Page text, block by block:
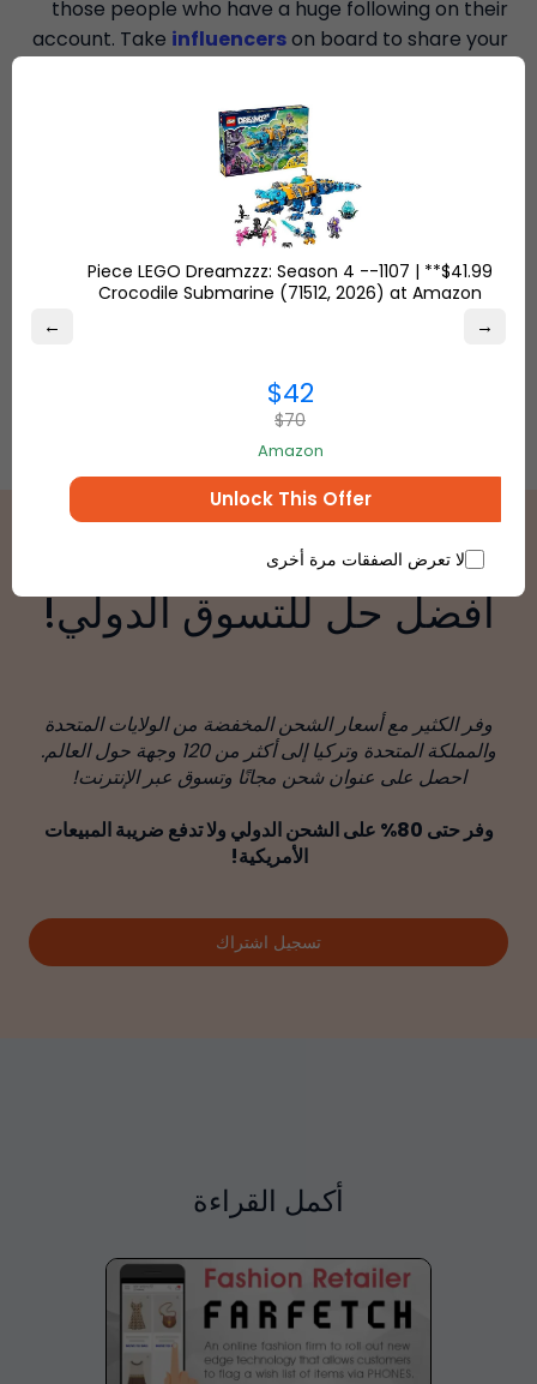
those people who have a huge following on their
account. Take influencerson board to share your
something about you on their Instagram account.
Mention them in your posts and ask them to
comment and refer to their followers.
أفضل حل للتسوق الدولي!
وفر الكثير مع أسعار الشحن المخفضة من الولايات المتحدة
والمملكة المتحدة وتركيا إلى أكثر من 120 وجهة حول العالم.
احصل على عنوان شحن مجانًا وتسوق عبر الإنترنت!
وفر حتى 80% على الشحن الدولي ولا تدفع ضريبة المبيعات
الأمريكية!
تسجيل اشتراك
أكمل القراءة
← →
$41.99** | 1107-Piece LEGO Dreamzzz: Season 4 -
Crocodile Submarine (71512, 2026) at Amazon
$42
$70
Amazon
Unlock This Offer
لا تعرض الصفقات مرة أخرى